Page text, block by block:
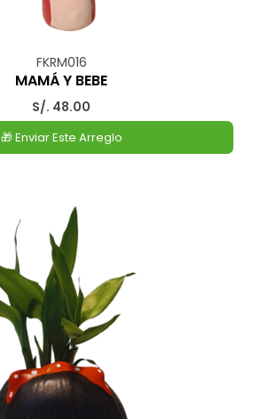
FKRM016
MAMÁ Y BEBE
S/. 48.00
🎁 Enviar Este Arreglo